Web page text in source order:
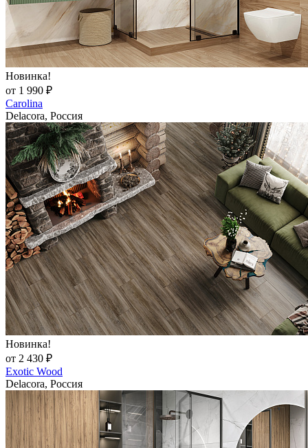
Новинка!
от 1 990 ₽
Carolina
Delacora, Россия
Новинка!
от 2 430 ₽
Exotic Wood
Delacora, Россия